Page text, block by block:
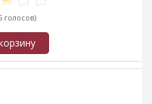
голосов)